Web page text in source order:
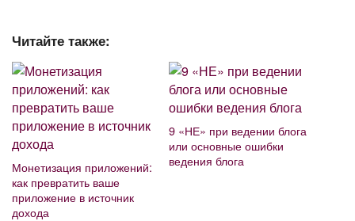
Читайте также:
Монетизация приложений:
как превратить ваше
приложение в источник
дохода
9 «НЕ» при ведении блога
или основные ошибки
ведения блога